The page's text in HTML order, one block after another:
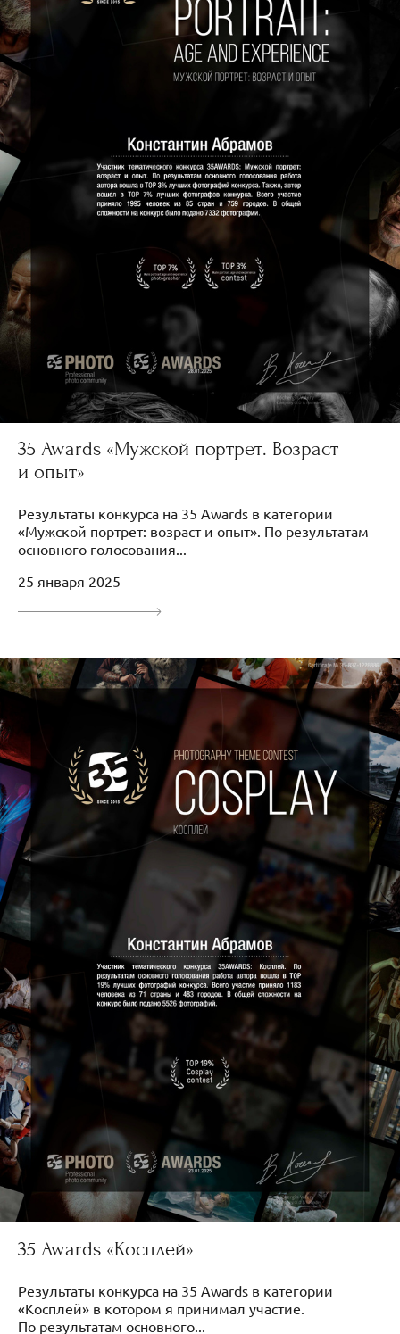
35 Awards «Мужской портрет. Возраст
и опыт»
Результаты конкурса на 35 Awards в категории
«Мужской портрет: возраст и опыт». По результатам
основного голосования...
25 января 2025
35 Awards «Косплей»
Результаты конкурса на 35 Awards в категории
«Косплей» в котором я принимал участие.
По результатам основного...